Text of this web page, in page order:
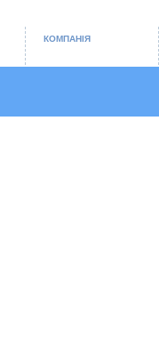
КОМПАНІЯ